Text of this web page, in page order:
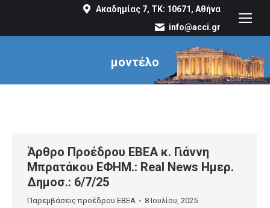
Ακαδημίας 7, ΤΚ: 10671, Αθήνα
info@acci.gr
μοντέλο
You are here:
Άρθρο Προέδρου ΕΒΕΑ κ. Γιάννη
Μπρατάκου ΕΦΗΜ.: Real News Ημερ.
Δημοσ.: 6/7/25
Παρεμβάσεις προέδρου ΕΒΕΑ 8 Ιουλίου, 2025